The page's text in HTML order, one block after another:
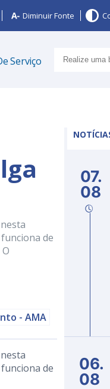
Diminuir Fonte
Serviço
de
- AMA
de
07.
08
06.
08